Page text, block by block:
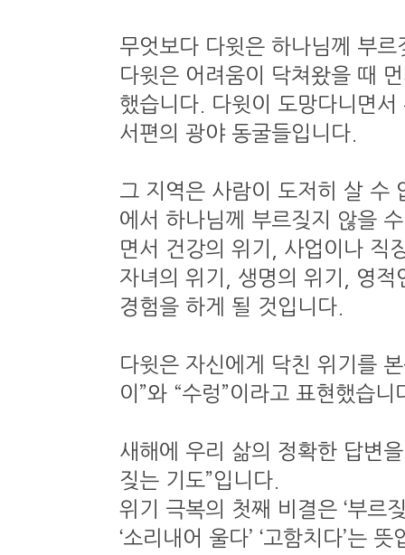
무엇보다 다윗은 하나님께 부
다윗은 어려움이 닥쳐왔을 때
했습니다. 다윗이 도망다니면
서편의 광야 동굴들입니다.
그 지역은 사람이 도저히 살 수
에서 하나님께 부르짖지 않을
면서 건강의 위기, 사업이나 직
자녀의 위기, 생명의 위기, 영
경험을 하게 될 것입니다.
다윗은 자신에게 닥친 위기를
이”와 “수렁”이라고 표현했습니
새해에 우리 삶의 정확한 답변
짖는 기도”입니다.
위기 극복의 첫째 비결은 ‘부르
‘소리내어 울다’ ‘고함치다’는